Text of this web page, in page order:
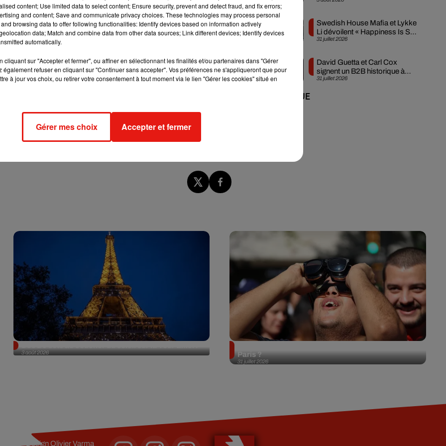
le dépistage gratuit et l'achat de 10 000 auto-tests pour les
dès le plus jeune âge. Les données sur les risques VIH
en 2013, près de 3.000 se trouvaient en Ile-de-France,
la plus touchée par les nouvelles infections en France
du territoire, juste derrière la Guyane et la Guadeloupe.
31 juillet 2026
Swedish House Mafia et Lykke
Li dévoilent « Happiness Is So
Sad »
31 juillet 2026
David Guetta et Carl Cox
signent un B2B historique à
Ibiza
+ DE MUSIQUE
3 août 2026
31 juillet 2026
Paris ?
DesignOlivier Varma
content; Use limited data to select content; Ensure security, prevent and detect fraud, and fix errors;
and content; Save and communicate privacy choices. These technologies may process personal
browsing data to offer following functionalities: Identify devices based on information actively
data; Match and combine data from other data sources; Link different devices; Identify devices
automatically.
cliquant sur "Accepter et fermer", ou affiner en sélectionnant les finalités et/ou partenaires dans "Gérer
également refuser en cliquant sur "Continuer sans accepter". Vos préférences ne s'appliqueront que pour
à jour vos choix, ou retirer votre consentement à tout moment via le lien "Gérer les cookies" situé en
Gérer mes choix Accepter et fermer